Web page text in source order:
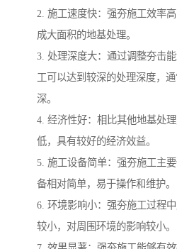
2. 施工速度快：强夯施工效率
成大面积的地基处理。
3. 处理深度大：通过调整夯击
工可以达到较深的处理深度，
深。
4. 经济性好：相比其他地基处
低，具有较好的经济效益。
5. 施工设备简单：强夯施工主
备相对简单，易于操作和维护。
6. 环境影响小：强夯施工过程
较小，对周围环境的影响较小。